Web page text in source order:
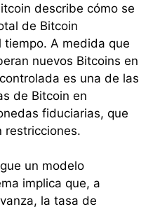
describe cómo se
de Bitcoin
A medida que
nuevos Bitcoins en
es una de las
de Bitcoin en
fiduciarias, que
restricciones.
un modelo
implica que, a
la tasa de